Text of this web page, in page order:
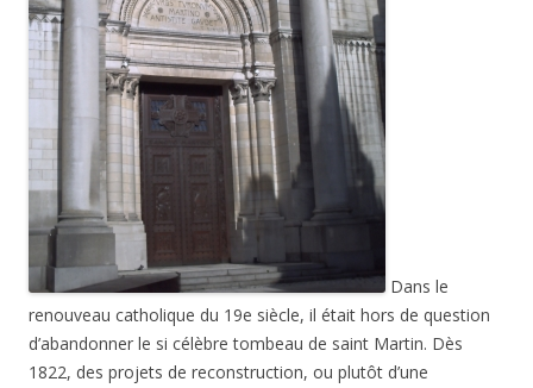
Dans le
renouveau catholique du 19e siècle, il était hors de question
d’abandonner le si célèbre tombeau de saint Martin. Dès
1822, des projets de reconstruction, ou plutôt d’une